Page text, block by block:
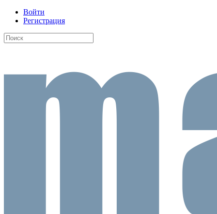
Войти
Регистрация